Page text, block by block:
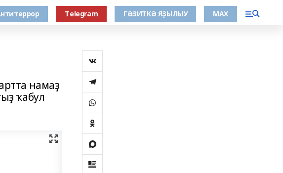
Тelegram ГӘЗИТКӘ ЯҘЫЛЫУ МАХ
намаҙ
ҡабул